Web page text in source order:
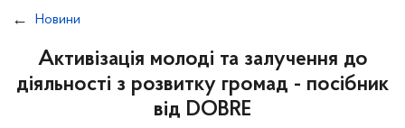
Новини
Активізація молоді та залучення до
діяльності з розвитку громад - посібник
від DOBRE